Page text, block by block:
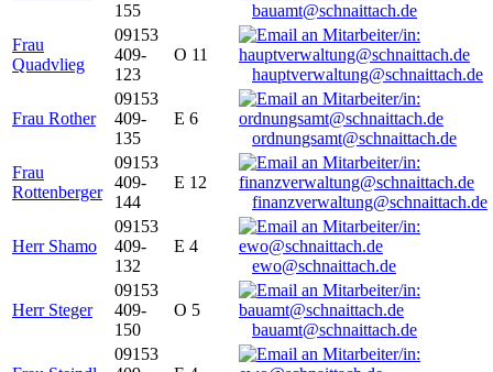
155
bauamt@schnaittach.de
Frau
Quadvlieg
09153
409-
123
O 11
hauptverwaltung@schnaittach.de
Frau Rother
09153
409-
135
E 6
ordnungsamt@schnaittach.de
Frau
Rottenberger
09153
409-
144
E 12
finanzverwaltung@schnaittach.de
Herr Shamo
09153
409-
132
E 4
ewo@schnaittach.de
Herr Steger
09153
409-
150
O 5
bauamt@schnaittach.de
09153